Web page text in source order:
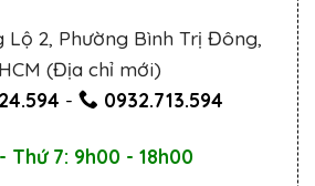
Lộ 2, Phường Bình Trị Đông,
(Địa chỉ mới)
- 0932.713.594
Thứ 7: 9h00 - 18h00